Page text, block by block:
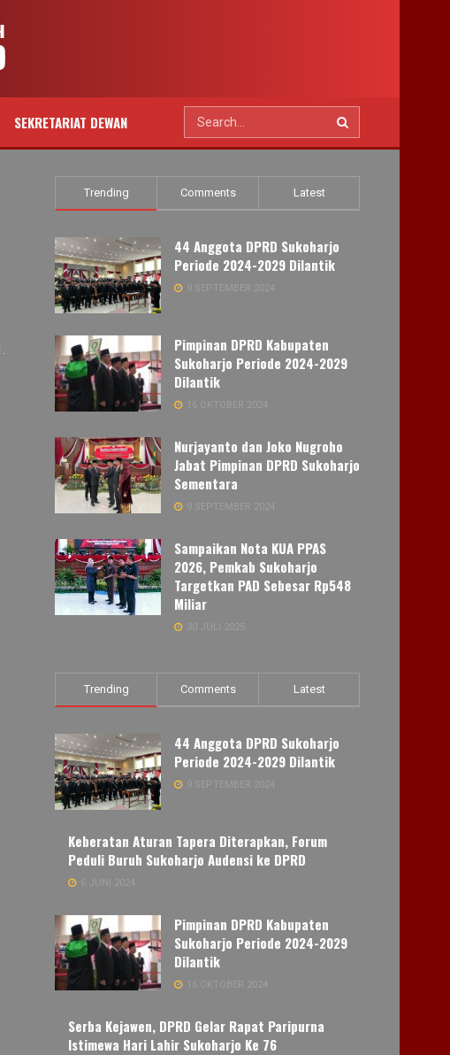
SEKRETARIAT DEWAN
Trending Comments Latest
44 Anggota DPRD Sukoharjo
Periode 2024-2029 Dilantik
9 SEPTEMBER 2024
Pimpinan DPRD Kabupaten
Sukoharjo Periode 2024-2029
Dilantik
16 OKTOBER 2024
Nurjayanto dan Joko Nugroho
Jabat Pimpinan DPRD Sukoharjo
Sementara
9 SEPTEMBER 2024
Sampaikan Nota KUA PPAS
2026, Pemkab Sukoharjo
Targetkan PAD Sebesar Rp548
Miliar
30 JULI 2025
Trending Comments Latest
44 Anggota DPRD Sukoharjo
Periode 2024-2029 Dilantik
9 SEPTEMBER 2024
Keberatan Aturan Tapera Diterapkan, Forum
Peduli Buruh Sukoharjo Audensi ke DPRD
6 JUNI 2024
Pimpinan DPRD Kabupaten
Sukoharjo Periode 2024-2029
Dilantik
16 OKTOBER 2024
Serba Kejawen, DPRD Gelar Rapat Paripurna
Istimewa Hari Lahir Sukoharjo Ke 76